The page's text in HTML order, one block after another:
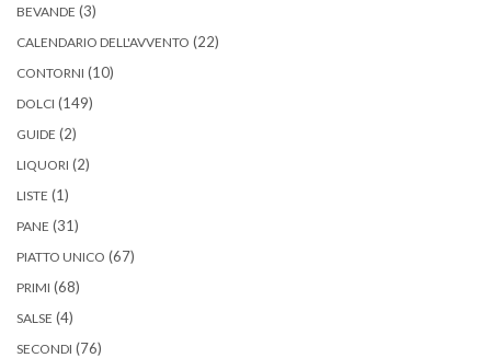
BEVANDE (3)
CALENDARIO DELL'AVVENTO (22)
CONTORNI (10)
DOLCI (149)
GUIDE (2)
LIQUORI (2)
LISTE (1)
PANE (31)
PIATTO UNICO (67)
PRIMI (68)
SALSE (4)
SECONDI (76)